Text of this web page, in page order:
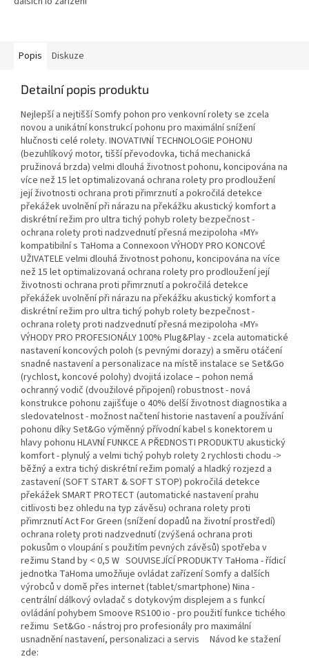
Popis Diskuze
Detailní popis produktu
Nejlepší a nejtišší Somfy pohon pro venkovní rolety se zcela
novou a unikátní konstrukcí pohonu pro maximální snížení
hlučnosti celé rolety. INOVATIVNÍ TECHNOLOGIE POHONU
(bezuhlíkový motor, tišší převodovka, tichá mechanická
pružinová brzda) velmi dlouhá životnost pohonu, koncipována na
více než 15 let optimalizovaná ochrana rolety pro prodloužení
její životnosti ochrana proti přimrznutí a pokročilá detekce
překážek uvolnění při nárazu na překážku akustický komfort a
diskrétní režim pro ultra tichý pohyb rolety bezpečnost -
ochrana rolety proti nadzvednutí přesná mezipoloha «MY»
kompatibilní s TaHoma a Connexoon VÝHODY PRO KONCOVÉ
UŽIVATELE velmi dlouhá životnost pohonu, koncipována na více
než 15 let optimalizovaná ochrana rolety pro prodloužení její
životnosti ochrana proti přimrznutí a pokročilá detekce
překážek uvolnění při nárazu na překážku akustický komfort a
diskrétní režim pro ultra tichý pohyb rolety bezpečnost -
ochrana rolety proti nadzvednutí přesná mezipoloha «MY»
VÝHODY PRO PROFESIONÁLY 100% Plug&Play - zcela automatické
nastavení koncových poloh (s pevnými dorazy) a směru otáčení
snadné nastavení a personalizace na místě instalace se Set&Go
(rychlost, koncové polohy) dvojitá izolace – pohon nemá
ochranný vodič (dvoužilové připojení) robustnost - nová
konstrukce pohonu zajišťuje o 40% delší životnost diagnostika a
sledovatelnost - možnost načtení historie nastavení a používání
pohonu díky Set&Go výměnný přívodní kabel s konektorem u
hlavy pohonu HLAVNÍ FUNKCE A PŘEDNOSTI PRODUKTU akustický
komfort - plynulý a velmi tichý pohyb rolety 2 rychlosti chodu ->
běžný a extra tichý diskrétní režim pomalý a hladký rozjezd a
zastavení (SOFT START & SOFT STOP) pokročilá detekce
překážek SMART PROTECT (automatické nastavení prahu
citlivosti bez ohledu na typ závěsu) ochrana rolety proti
přimrznutí Act For Green (snížení dopadů na životní prostředí)
ochrana rolety proti nadzvednutí (zvýšená ochrana proti
pokusům o vloupání s použitím pevných závěsů) spotřeba v
režimu Stand by < 0,5 W SOUVISEJÍCÍ PRODUKTY TaHoma - řídicí
jednotka TaHoma umožňuje ovládat zařízení Somfy a dalších
výrobců v domě přes internet (tablet/smartphone) Nina -
centrální dálkový ovladač s dotykovým displejem a s funkcí
ovládání pohybem Smoove RS100 io - pro použití funkce tichého
režimu Set&Go - nástroj pro profesionály pro maximální
usnadnění nastavení, personalizaci a servis Návod ke stažení
zde: